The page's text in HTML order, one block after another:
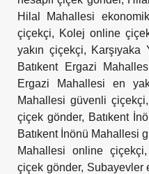
Hilal Mahallesi
çiçekçi, Kolej online
yakın çiçekçi,
Batıkent Ergazi
Ergazi Mahallesi en
Mahallesi güvenli çiçekçi,
çiçek gönder, Batıkent
Batıkent İnönü Mahallesi
Mahallesi online çiçekçi,
çiçek gönder, Subayevler